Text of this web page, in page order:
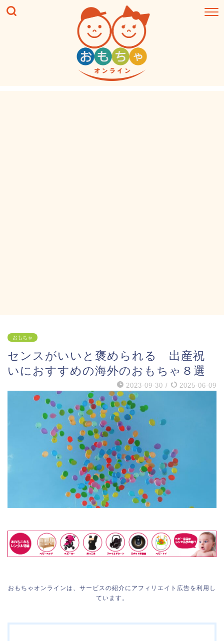
おもちゃ
センスがいいと褒められる 出産祝
いにおすすめの海外のおもちゃ８選
2023-09-30 / 2025-06-09
おもちゃオンラインは、サービスの紹介にアフィリエイト広告を利用し
ています。